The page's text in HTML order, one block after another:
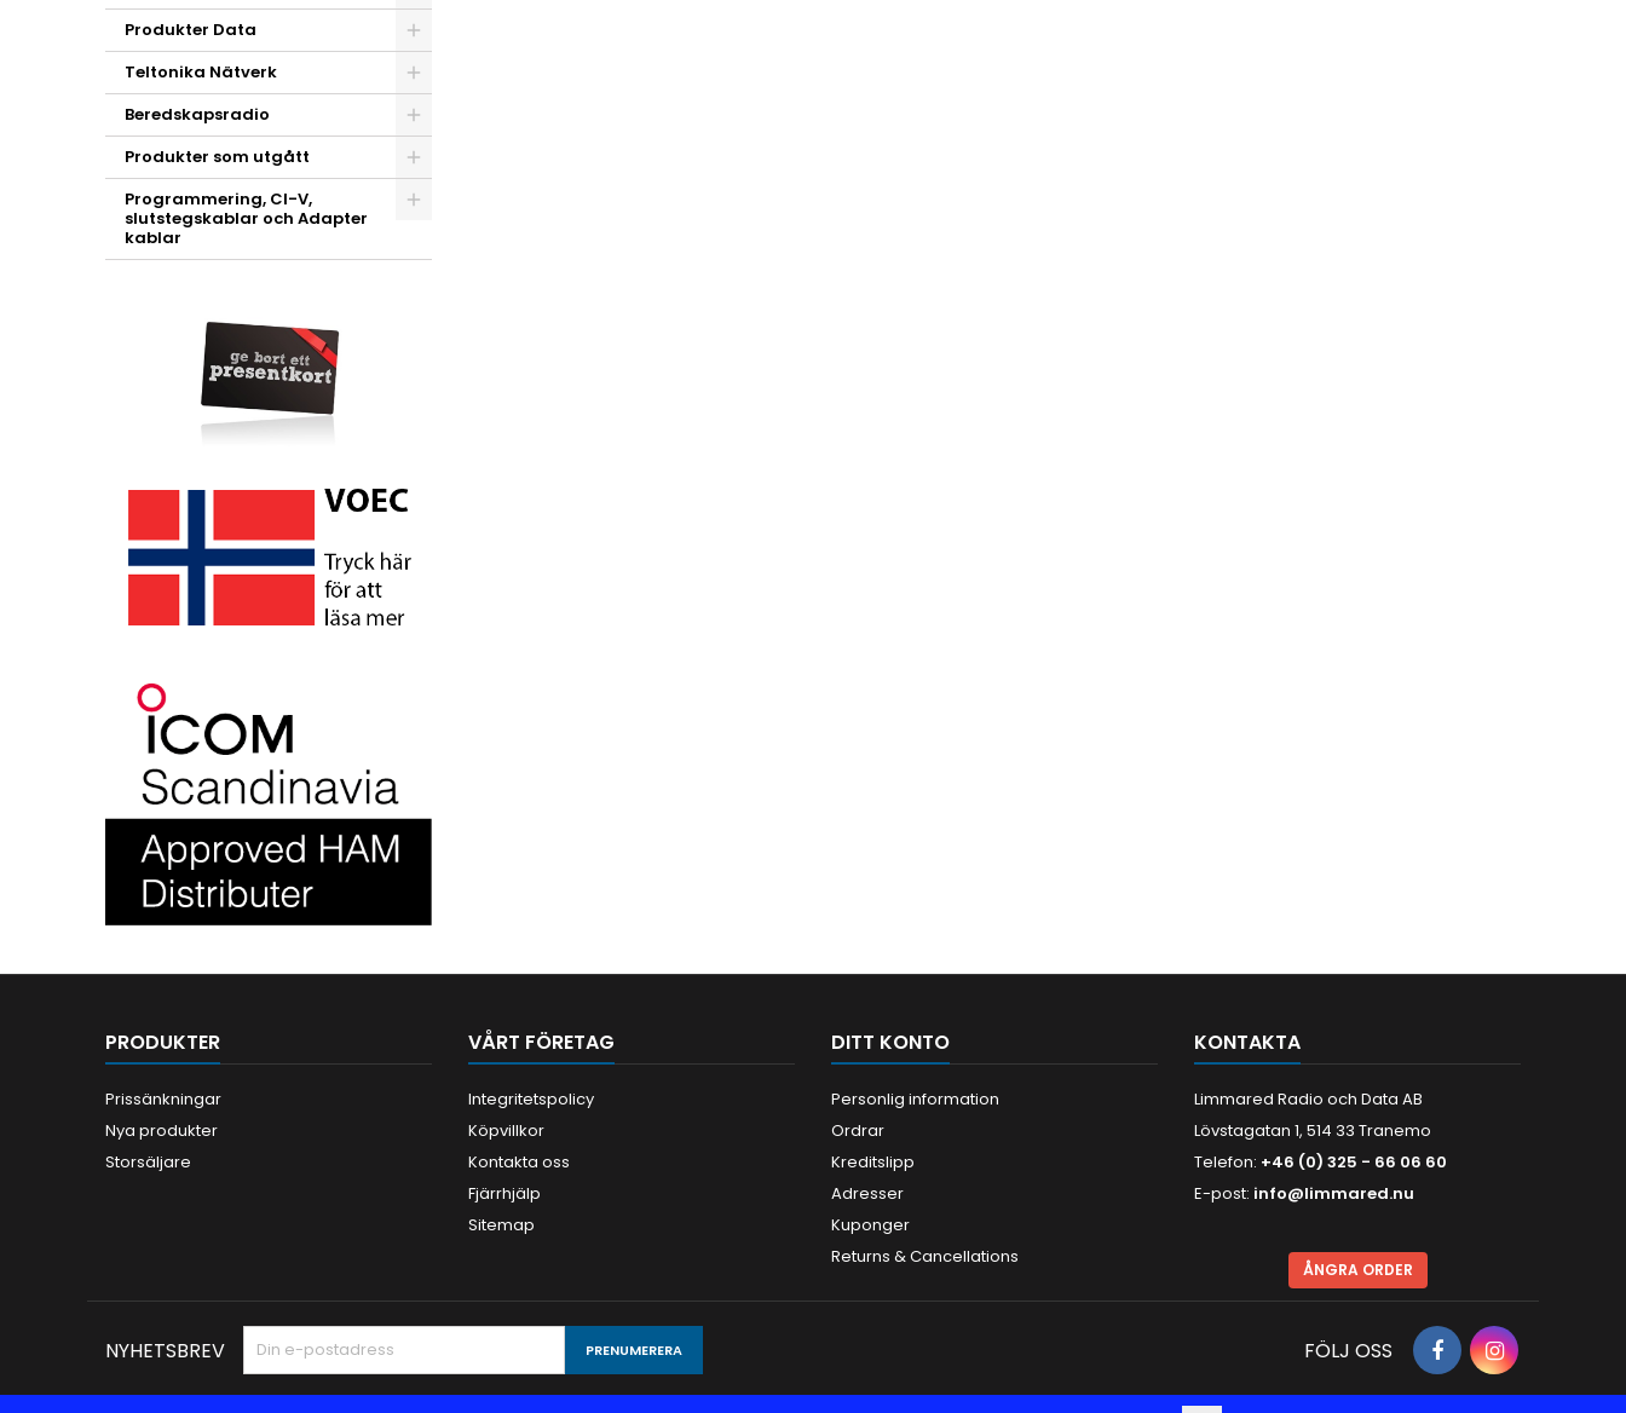
Produkter Data
Teltonika Nätverk
Beredskapsradio
Produkter som utgått
Programmering, CI-V,
slutstegskablar och Adapter
kablar
PRODUKTER
Prissänkningar
Nya produkter
Storsäljare
VÅRT FÖRETAG
Integritetspolicy
Köpvillkor
Kontakta oss
Fjärrhjälp
Sitemap
DITT KONTO
Personlig information
Ordrar
Kreditslipp
Adresser
Kuponger
Returns & Cancellations
KONTAKTA
Limmared Radio och Data AB
Lövstagatan 1, 514 33 Tranemo
Telefon: +46 (0) 325 - 66 06 60
E-post: info@limmared.nu
ÅNGRA ORDER
NYHETSBREV FÖLJ OSS